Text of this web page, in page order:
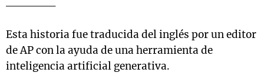
Esta historia fue traducida del inglés por un editor
de AP con la ayuda de una herramienta de
inteligencia artificial generativa.